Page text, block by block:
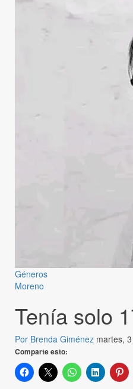
Géneros
Moreno
Tenía solo
Por Brenda Giménez martes,
Comparte esto: